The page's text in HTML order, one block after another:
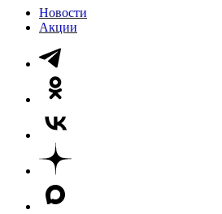
Новости
Акции